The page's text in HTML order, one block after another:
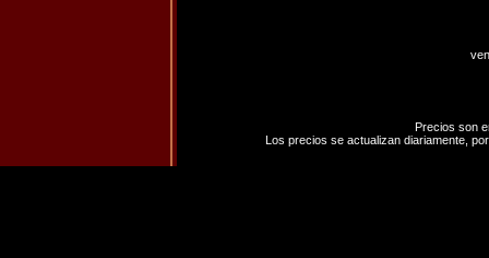
Precios son
Los precios se actualizan diariamente,